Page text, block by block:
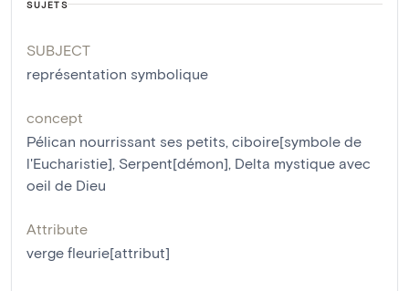
SUJETS
SUBJECT
représentation symbolique
concept
Pélican nourrissant ses petits, ciboire[symbole de
l'Eucharistie], Serpent[démon], Delta mystique avec
oeil de Dieu
Attribute
verge fleurie[attribut]